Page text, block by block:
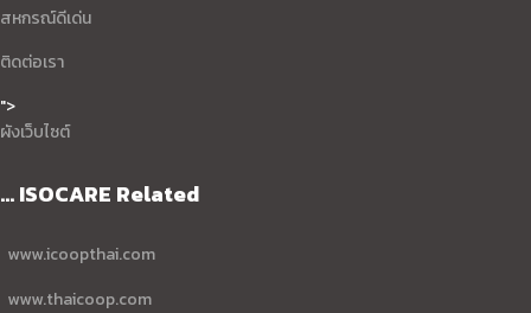
สหกรณ์ดีเด่น
ติดต่อเรา
">
ผังเว็บไซต์
... ISOCARE Related
www.icoopthai.com
www.thaicoop.com